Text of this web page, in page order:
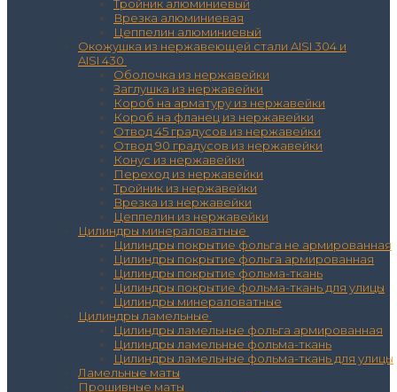
Тройник алюминиевый
Врезка алюминиевая
Цеппелин алюминиевый
Окожушка из нержавеющей стали AISI 304 и
AISI 430
Оболочка из нержавейки
Заглушка из нержавейки
Короб на арматуру из нержавейки
Короб на фланец из нержавейки
Отвод 45 градусов из нержавейки
Отвод 90 градусов из нержавейки
Конус из нержавейки
Переход из нержавейки
Тройник из нержавейки
Врезка из нержавейки
Цеппелин из нержавейки
Цилиндры минераловатные
Цилиндры покрытие фольга не армированная
Цилиндры покрытие фольга армированная
Цилиндры покрытие фольма-ткань
Цилиндры покрытие фольма-ткань для улицы
Цилиндры минераловатные
Цилиндры ламельные
Цилиндры ламельные фольга армированная
Цилиндры ламельные фольма-ткань
Цилиндры ламельные фольма-ткань для улицы
Ламельные маты
Прошивные маты